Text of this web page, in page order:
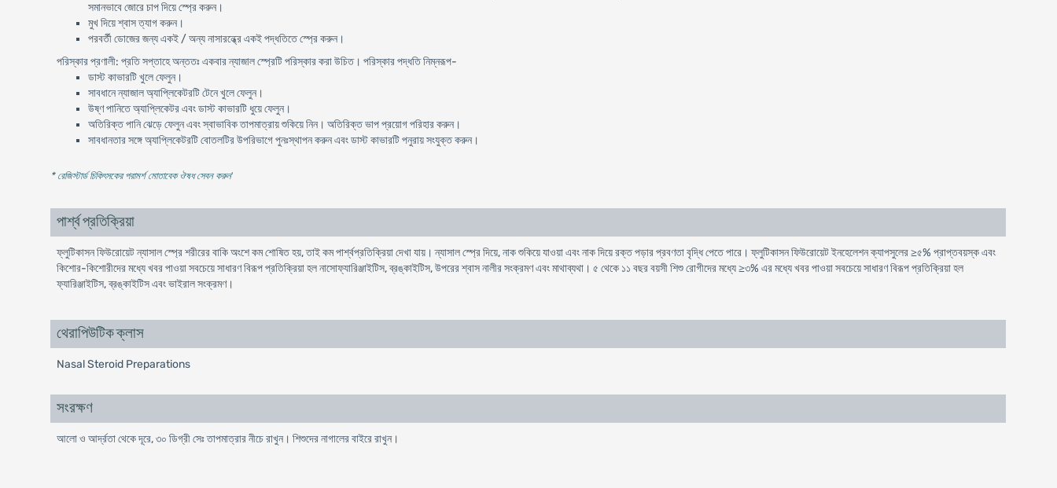
সমানভাবে জোরে চাপ দিয়ে স্প্রে করুন।
মুখ দিয়ে শ্বাস ত্যাগ করুন।
পরবর্তী ডোজের জন্য একই / অন্য নাসারন্ধ্রে একই পদ্ধতিতে স্প্রে করুন।
পরিস্কার প্রণালী: প্রতি সপ্তাহে অন্ততঃ একবার ন্যাজাল স্প্রেটি পরিস্কার করা উচিত। পরিস্কার পদ্ধতি নিম্নরূপ-
ডাস্ট কাভারটি খুলে ফেলুন।
সাবধানে ন্যাজাল অ্যাপ্লিকেটরটি টেনে খুলে ফেলুন।
উষ্ণ পানিতে অ্যাপ্লিকেটর এবং ডাস্ট কাভারটি ধুয়ে ফেলুন।
অতিরিক্ত পানি ঝেড়ে ফেলুন এবং স্বাভাবিক তাপমাত্রায় শুকিয়ে নিন। অতিরিক্ত ভাপ প্রয়োগ পরিহার করুন।
সাবধানতার সঙ্গে অ্যাপ্লিকেটরটি বোতলটির উপরিভাগে পুনঃস্থাপন করুন এবং ডাস্ট কাভারটি পনুরায় সংযুক্ত করুন।
* রেজিস্টার্ড চিকিৎসকের পরামর্শ মোতাবেক ঔষধ সেবন করুন'
পার্শ্ব প্রতিক্রিয়া
ফ্লুটিকাসন ফিউরোয়েট ন্যাসাল স্প্রে শরীরের বাকি অংশে কম শোষিত হয়, তাই কম পার্শ্বপ্রতিক্রিয়া দেখা যায়। ন্যাসাল স্প্রে দিয়ে, নাক শুকিয়ে যাওয়া এবং নাক দিয়ে রক্ত ​​পড়ার প্রবণতা বৃদ্ধি পেতে পারে। ফ্লুটিকাসন ফিউরোয়েট ইনহেলেশন ক্যাপসুলের ≥৫% প্রাপ্তবয়স্ক এবং
কিশোর-কিশোরীদের মধ্যে খবর পাওয়া সবচেয়ে সাধারণ বিরূপ প্রতিক্রিয়া হল নাসোফ্যারিঞ্জাইটিস, ব্রঙ্কাইটিস, উপরের শ্বাস নালীর সংক্রমণ এবং মাথাব্যথা। ৫ থেকে ১১ বছর বয়সী শিশু রোগীদের মধ্যে ≥৩% এর মধ্যে খবর পাওয়া সবচেয়ে সাধারণ বিরূপ প্রতিক্রিয়া হল
ফ্যারিঞ্জাইটিস, ব্রঙ্কাইটিস এবং ভাইরাল সংক্রমণ।
থেরাপিউটিক ক্লাস
Nasal Steroid Preparations
সংরক্ষণ
আলো ও আর্দ্রতা থেকে দূরে, ৩০ ডিগ্রী সেঃ তাপমাত্রার নীচে রাখুন। শিশুদের নাগালের বাইরে রাখুন।